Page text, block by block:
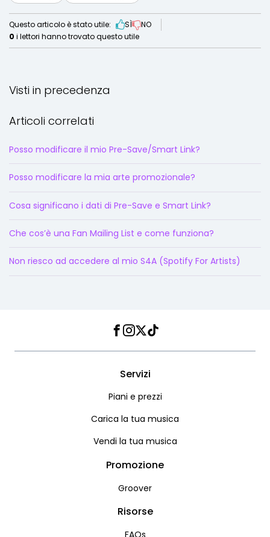
Questo articolo è stato utile: SÌ
NO
0 i lettori hanno trovato questo utile
Visti in precedenza
Articoli correlati
Posso modificare il mio Pre-Save/Smart Link?
Posso modificare la mia arte promozionale?
Cosa significano i dati di Pre-Save e Smart Link?
Che cos’è una Fan Mailing List e come funziona?
Non riesco ad accedere al mio S4A (Spotify For Artists)
Facebook
Instagram
Twitter
TikTok
Servizi
Piani e prezzi
Carica la tua musica
Vendi la tua musica
Promozione
Groover
Risorse